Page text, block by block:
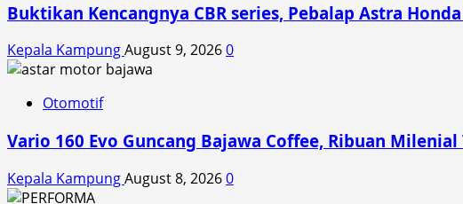
Buktikan Kencangnya CBR series, Pebalap Astra
Kepala KampungAugust 9, 20260
Otomotif
Vario 160 Evo Guncang Bajawa Coffee, Ribuan Milenial
Kepala KampungAugust 8, 20260